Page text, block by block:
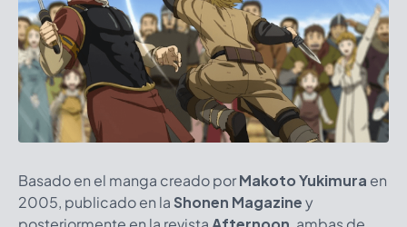
Basado en el manga creado porMakoto Yukimura en
2005, publicado en la Shonen Magaziney